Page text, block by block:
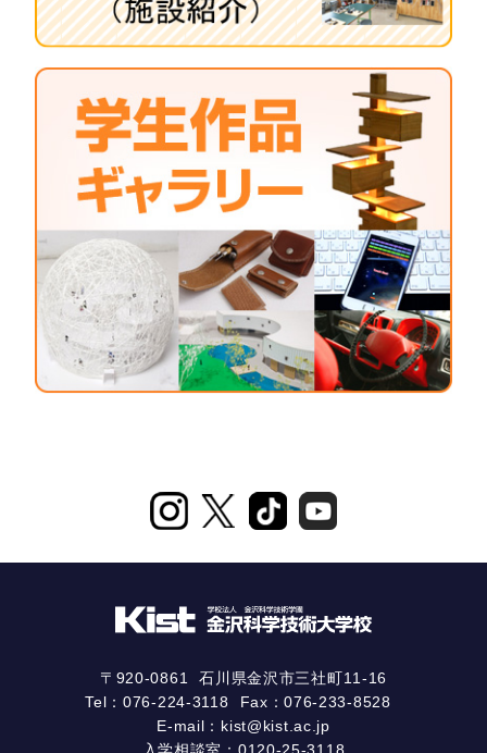
〒920-0861
石川県金沢市三社町11-16
Tel：076-224-3118
Fax：076-233-8528
E-mail： kist@kist.ac.jp